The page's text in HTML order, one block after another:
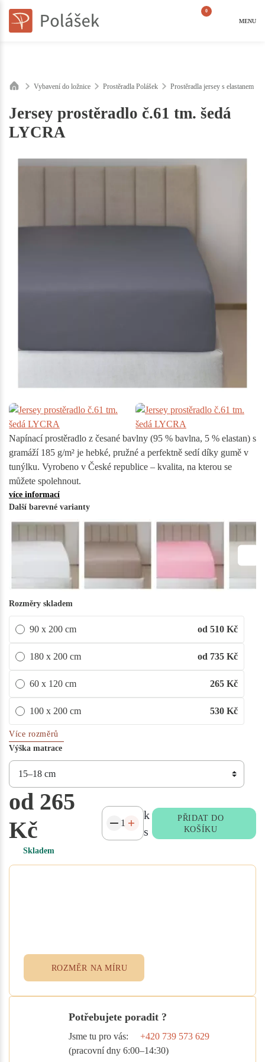
0
MENU
Vybavení do ložnice Prostěradla Polášek Prostěradla jersey s elastanem
Jersey prostěradlo č.61 tm. šedá
LYCRA
Napínací prostěradlo z česané bavlny (95 % bavlna, 5 % elastan) s
gramáží 185 g/m² je hebké, pružné a perfektně sedí díky gumě v
tunýlku. Vyrobeno v České republice – kvalita, na kterou se
můžete spolehnout.
více informací
Další barevné varianty
Rozměry skladem
90 x 200 cm od 510 Kč
180 x 200 cm od 735 Kč
60 x 120 cm 265 Kč
100 x 200 cm 530 Kč
Více rozměrů
Výška matrace
od 265
Kč
Skladem
k
s
PŘIDAT DO
KOŠÍKU
ROZMĚR NA MÍRU
Potřebujete poradit ?
Jsme tu pro vás:
+420 739 573 629
(pracovní dny 6:00–14:30)